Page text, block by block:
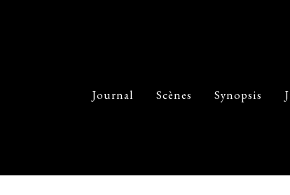
Journal Scènes Synopsis